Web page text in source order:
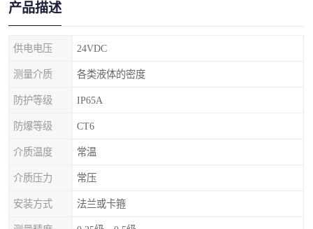
产品描述
供电电压 24VDC
测量介质 各类液体的密度
防护等级 IP65A
防爆等级 CT6
介质温度 常温
介质压力 常压
安装方式 法兰或卡箍